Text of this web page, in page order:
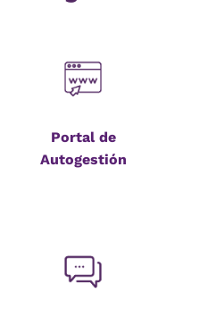
Portal de
Autogestión